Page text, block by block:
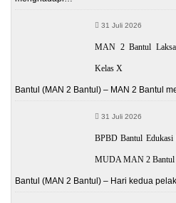
31 Juli 2026
MAN 2 Bantul
Kelas X
Bantul (MAN 2 Bantul) – MAN 2 Bantul
31 Juli 2026
BPBD Bantul Edukasi
MUDA MAN 2 Bantul
Bantul (MAN 2 Bantul) – Hari kedua